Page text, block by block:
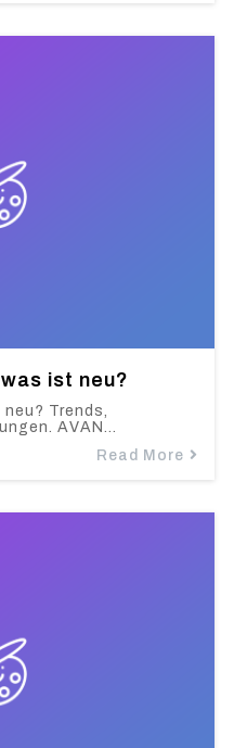
ist neu?
neu? Trends,
AVAN…
Read More